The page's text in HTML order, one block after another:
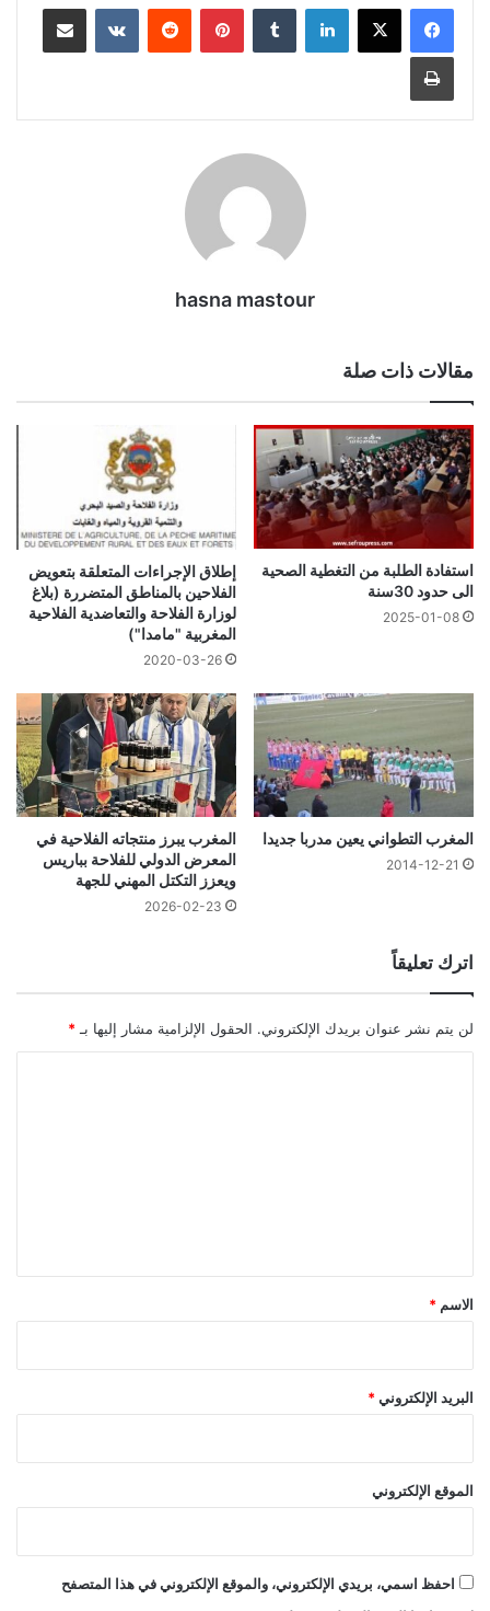
لينكدإن بينتيريست مشاركة عبر البريد
طباعة
hasna mastour
مقالات ذات صلة
استفادة الطلبة من التغطية الصحية
الى حدود 30سنة
2025-01-08
إطلاق الإجراءات المتعلقة بتعويض
الفلاحين بالمناطق المتضررة (بلاغ
لوزارة الفلاحة والتعاضدية الفلاحية
المغربية "مامدا")
2020-03-26
المغرب التطواني يعين مدربا جديدا
2014-12-21
المغرب يبرز منتجاته الفلاحية في
المعرض الدولي للفلاحة بباريس
ويعزز التكتل المهني للجهة
2026-02-23
اترك تعليقاً
لن يتم نشر عنوان بريدك الإلكتروني. الحقول الإلزامية مشار إليها بـ *
*
الاسم *
البريد الإلكتروني *
الموقع الإلكتروني
احفظ اسمي، بريدي الإلكتروني، والموقع الإلكتروني في هذا المتصفح